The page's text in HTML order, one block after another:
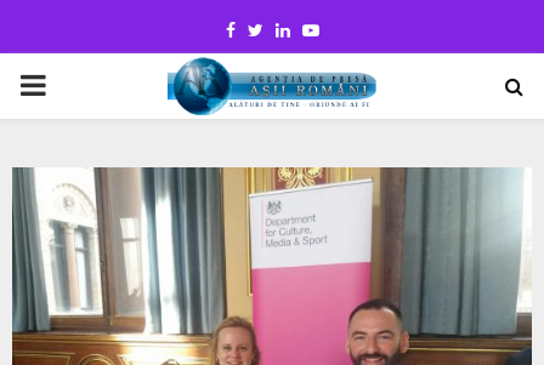
Facebook
TwitterLinkedinYoutube
PRIMARY